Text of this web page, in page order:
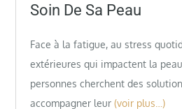
Soin De Sa Peau
Face à la fatigue, au stress
extérieures qui impactent la
personnes cherchent des
accompagner leur (voir plus…)